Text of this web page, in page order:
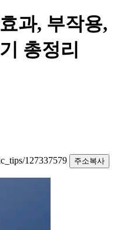
과, 부작용,
총정리
127337579
주소복사